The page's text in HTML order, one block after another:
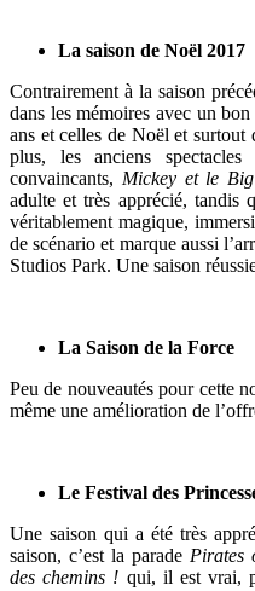
La saison de Noël 2017
Contrairement à la saison
dans les mémoires avec un
ans et celles de Noël et
plus, les anciens
convaincants, Mickey et le
adulte et très apprécié, tandis
véritablement magique,
de scénario et marque aussi
Studios Park. Une saison
La Saison de la Force
Peu de nouveautés pour cette
même une amélioration de
Le Festival des
Une saison qui a été très
saison, c’est la parade Pirates
des chemins ! qui, il est vrai,